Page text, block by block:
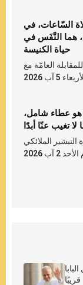
السّاعات، في
هما النَّفَس في
حياة الكنيسة
العامّة مع
آب 2026
عطاء شامل،
لا تغيب عنّا أبدًا
الملائكي
2 آب 2026
قريبًا